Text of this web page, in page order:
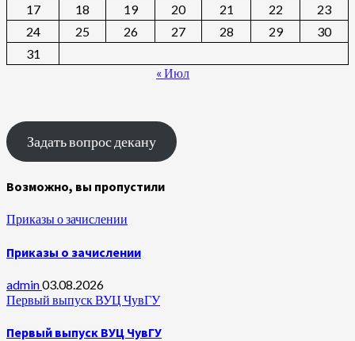
17
18 19 20 21 22
23
24
25 26 27 28 29
30
31
« Июл
Задать вопрос декану
Возможно, вы пропустили
Приказы о зачислении
Приказы о зачислении
admin03.08.2026
Первый выпуск ВУЦ ЧувГУ
Первый выпуск ВУЦ ЧувГУ